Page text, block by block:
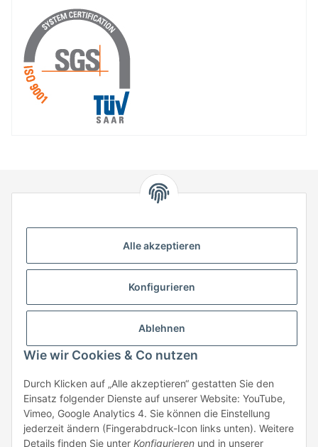
74538 Rosengarten-Uttenhofen
Telefon: +49 (0) 7907 943 690
Fax: +49 (0) 7907 942 0222
Mail:info@hstronic-gmbh.de
Beratung:+49 (0) 7907 943690
Anfragen oder Muster anfordern:
info@hstronic-gmbh.de
Alle akzeptieren
Konfigurieren
Ablehnen
Wie wir Cookies & Co nutzen
Durch Klicken auf „Alle akzeptieren“ gestatten Sie den
Einsatz folgender Dienste auf unserer Website: YouTube,
Vimeo, Google Analytics 4. Sie können die Einstellung
jederzeit ändern (Fingerabdruck-Icon links unten). Weitere
Details finden Sie unter Konfigurieren und in unserer